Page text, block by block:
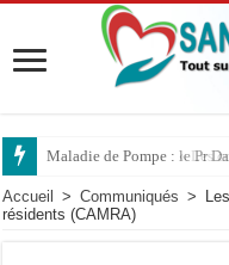
Maladie de Pompe : le Pr
Accueil > Communiqués >
résidents (CAMRA)